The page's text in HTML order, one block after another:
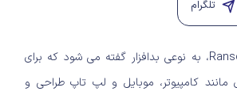
تلگرام
یا Ransomware، به نوعی بدافزار گفته می‌ شود که برای
مانند کامپیوتر، موبایل و لپ‌ تاپ طراحی و